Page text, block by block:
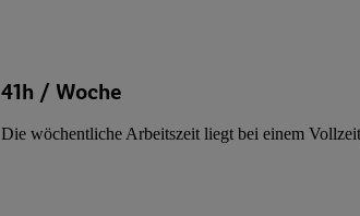
41h / Woche
Die wöchentliche Arbeitszeit liegt bei einem